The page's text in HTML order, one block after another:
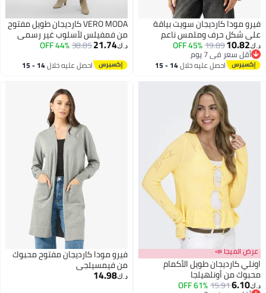
فيرو مودا كارديجان سويت بياقة
على شكل حرف وملمس ناعم
د.ك‏10.82
19.89
45% OFF
أقل سعر في 7 يوم
أقل سعر في 7 يوماحصل عليه خلال 14 - 15
VERO MODA كارديجان طويل مفتوح
من فمفيلس لأسلوب غير رسمي
د.ك‏21.74
38.85
44% OFF
احصل عليه خلال 14 - 15
عرض الميجا 📣
اونلي كارديجان طويل الأكمام
محبوك من أونلهيلجا
د.ك‏6.10
15.91
61% OFF
فيرو مودا كارديجان مفتوح محبوك
من فيمسيلجي
د.ك‏14.98